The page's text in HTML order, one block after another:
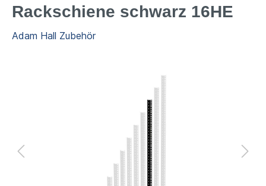
Rackschiene schwarz 16HE
Adam Hall Zubehör